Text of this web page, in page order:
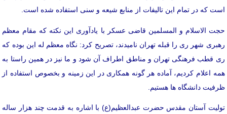
است که در تمام این تالیفات از منابع شیعه و سنی استفاده شده است.
حجت الاسلام و المسلمین قاضی عسکر با یادآوری این نکته که مقام معظم
رهبری شهر ری را قبله تهران نامیدند، تصریح کرد: نگاه معظم له این بوده که
ری قطب فرهنگی تهران و مناطق اطراف آن شود و ما نیز در همین راستا به
همه اعلام کردیم، آماده هر گونه همکاری در این زمینه و بخصوص استفاده از
ظرفیت دانشگاه ها هستیم.
تولیت آستان مقدس حضرت عبدالعظیم(ع) با اشاره به قدمت چند هزار ساله